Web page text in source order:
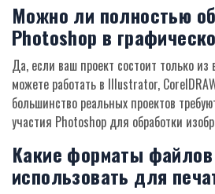
Можно ли полностью
Photoshop в
Да, если ваш проект состоит только
можете работать в Illustrator,
большинство реальных проектов
участия Photoshop для обработки
Какие форматы
использовать для